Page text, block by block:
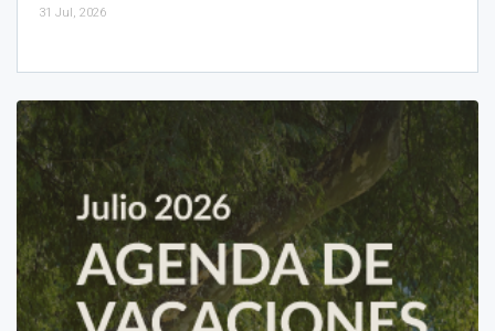
31 Jul, 2026